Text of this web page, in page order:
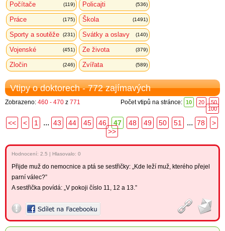
Počítače (119) Policajti (536)
Práce (175) Škola (1491)
Sporty a soutěže (231) Svátky a oslavy (140)
Vojenské (451) Ze života (379)
Zločin (246) Zvířata (589)
Vtipy o doktorech - 772 zajímavých
Zobrazeno: 460 - 470 z 771 Počet vtipů na stránce: 10 20
50
100
<< < 1 ... 43 44 45 46 47 48 49 50 51 ... 78
>
>>
Hodnocení: 2.5 | Hlasovalo: 0
Přijde muž do nemocnice a ptá se sestřičky: „Kde leží muž, kterého přejel
parní válec?”
A sestřička povídá: „V pokoji číslo 11, 12 a 13.”